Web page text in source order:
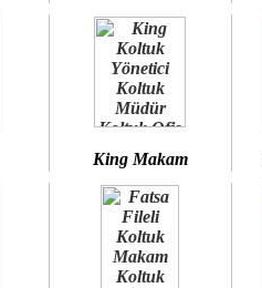
King Makam